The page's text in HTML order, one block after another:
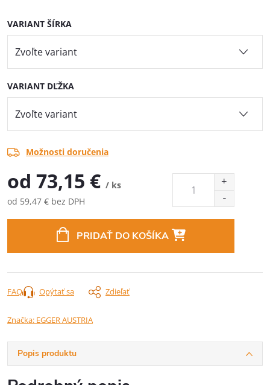
VARIANT ŠÍRKA
VARIANT DĽŽKA
Možnosti doručenia
od 73,15 € / ks
od 59,47 € bez DPH
PRIDAŤ DO KOŠÍKA
Opýtať sa Zdieľať
FAQ
Značka: EGGER AUSTRIA
Popis produktu